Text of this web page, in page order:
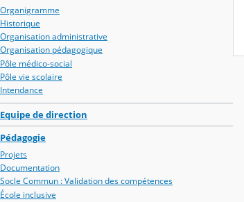
Organigramme
Historique
Organisation administrative
Organisation pédagogique
Pôle médico-social
Pôle vie scolaire
Intendance
Equipe de direction
Pédagogie
Projets
Documentation
Socle Commun : Validation des compétences
École inclusive